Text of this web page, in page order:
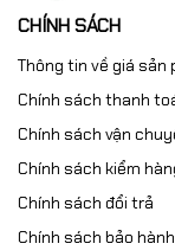
CHÍNH SÁCH
Thông tin về giá sản
Chính sách thanh
Chính sách vận
Chính sách kiểm
Chính sách đổi trả
Chính sách bảo hành